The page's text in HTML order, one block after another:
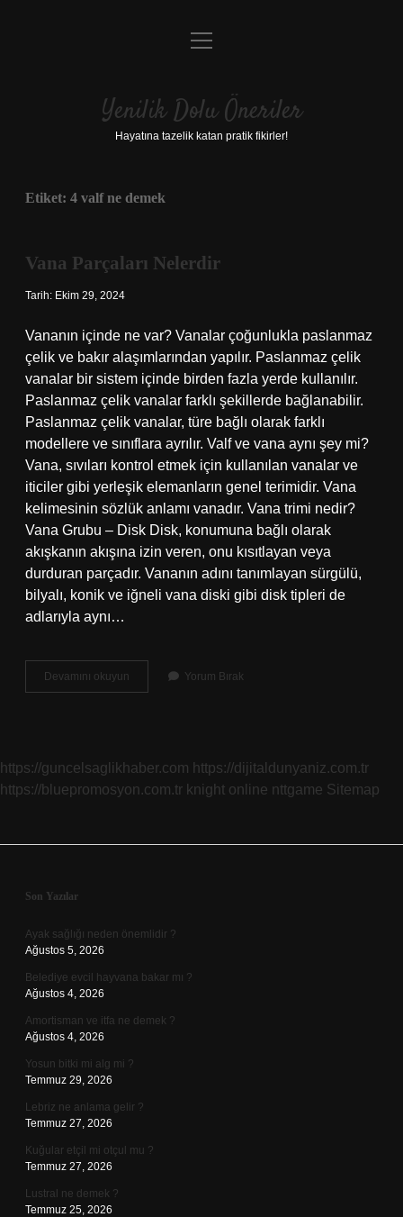
Anasayfa
Yasal Uyarı
menüyü
Yenilik Dolu Öneriler
Hayatına tazelik katan pratik fikirler!
Etiket: 4 valf ne demek
Vana Parçaları Nelerdir
Tarih: Ekim 29, 2024
Vananın içinde ne var? Vanalar çoğunlukla paslanmaz
çelik ve bakır alaşımlarından yapılır. Paslanmaz çelik
vanalar bir sistem içinde birden fazla yerde kullanılır.
Paslanmaz çelik vanalar farklı şekillerde bağlanabilir.
Paslanmaz çelik vanalar, türe bağlı olarak farklı
modellere ve sınıflara ayrılır. Valf ve vana aynı şey mi?
Vana, sıvıları kontrol etmek için kullanılan vanalar ve
iticiler gibi yerleşik elemanların genel terimidir. Vana
kelimesinin sözlük anlamı vanadır. Vana trimi nedir?
Vana Grubu – Disk Disk, konumuna bağlı olarak
akışkanın akışına izin veren, onu kısıtlayan veya
durduran parçadır. Vananın adını tanımlayan sürgülü,
bilyalı, konik ve iğneli vana diski gibi disk tipleri de
adlarıyla aynı…
Devamını okuyun
Parçaları
Yorum Bırak
https://guncelsaglikhaber.com https://dijitaldunyaniz.com.tr
https://bluepromosyon.com.tr knight online nttgame Sitemap
Sidebar
Son Yazılar
Ayak sağlığı neden önemlidir ?
Ağustos 5, 2026
Belediye evcil hayvana bakar mı ?
Ağustos 4, 2026
Amortisman ve itfa ne demek ?
Ağustos 4, 2026
Yosun bitki mi alg mi ?
Temmuz 29, 2026
Lebriz ne anlama gelir ?
Temmuz 27, 2026
Kuğular etçil mi otçul mu ?
Temmuz 27, 2026
Lustral ne demek ?
Temmuz 25, 2026